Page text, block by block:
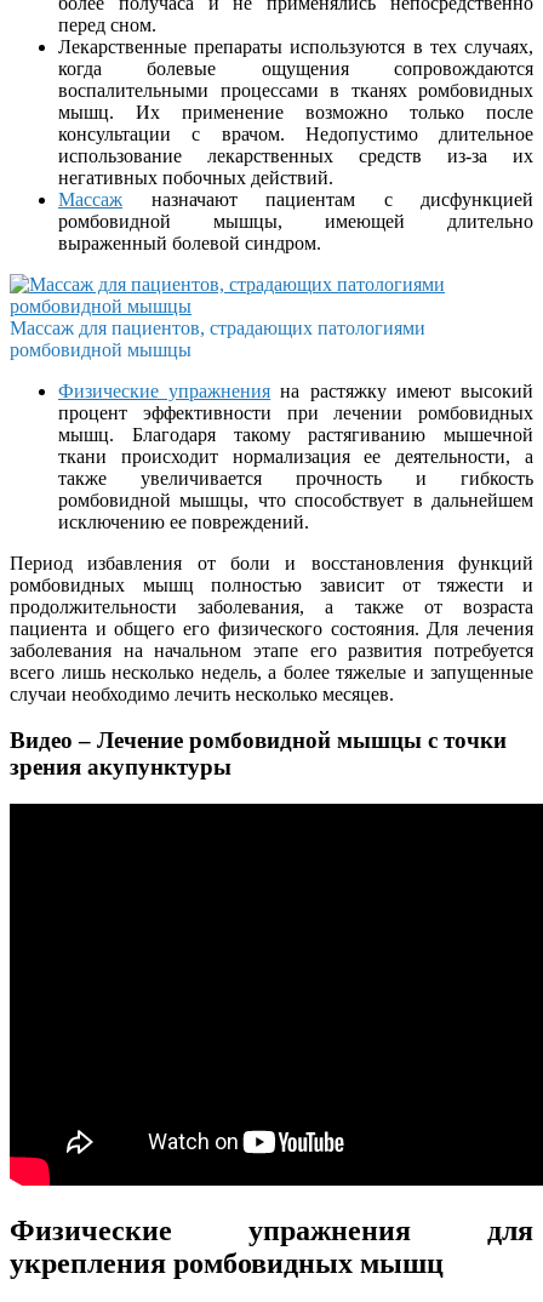
перед сном.
Лекарственные препараты используются в тех случаях,
когда болевые ощущения сопровождаются
воспалительными процессами в тканях ромбовидных
мышц. Их применение возможно только после
консультации с врачом. Недопустимо длительное
использование лекарственных средств из-за их
негативных побочных действий.
Массаж назначают пациентам с дисфункцией
ромбовидной мышцы, имеющей длительно
выраженный болевой синдром.
Массаж для пациентов, страдающих патологиями
ромбовидной мышцы
Физические упражнения на растяжку имеют высокий
процент эффективности при лечении ромбовидных
мышц. Благодаря такому растягиванию мышечной
ткани происходит нормализация ее деятельности, а
также увеличивается прочность и гибкость
ромбовидной мышцы, что способствует в дальнейшем
исключению ее повреждений.
Период избавления от боли и восстановления функций
ромбовидных мышц полностью зависит от тяжести и
продолжительности заболевания, а также от возраста
пациента и общего его физического состояния. Для лечения
заболевания на начальном этапе его развития потребуется
всего лишь несколько недель, а более тяжелые и запущенные
случаи необходимо лечить несколько месяцев.
Видео – Лечение ромбовидной мышцы с точки
зрения акупунктуры
Физические упражнения для
укрепления ромбовидных мышц